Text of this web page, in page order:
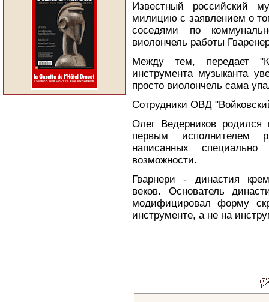
Известный российский
милицию с заявлением о
соседями по
виолончель работы
Между тем, передает
инструмента музыканта
просто виолончель сама
Сотрудники ОВД
Олег Ведерников
первым исполнителем
написанных
возможности.
Гварнери - династия
веков. Основатель
модифицировал форму
инструменте, а не на